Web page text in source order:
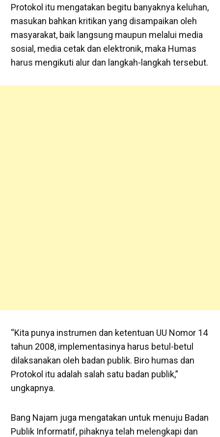
Protokol itu mengatakan begitu banyaknya keluhan,
masukan bahkan kritikan yang disampaikan oleh
masyarakat, baik langsung maupun melalui media
sosial, media cetak dan elektronik, maka Humas
harus mengikuti alur dan langkah-langkah tersebut.
“Kita punya instrumen dan ketentuan UU Nomor 14
tahun 2008, implementasinya harus betul-betul
dilaksanakan oleh badan publik. Biro humas dan
Protokol itu adalah salah satu badan publik,”
ungkapnya.
Bang Najam juga mengatakan untuk menuju Badan
Publik Informatif, pihaknya telah melengkapi dan